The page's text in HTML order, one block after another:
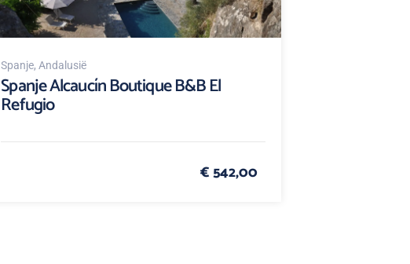
Spanje, Andalusië
Spanje Alcaucín Boutique B&B El
Refugio
€ 542,00